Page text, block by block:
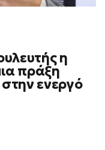
η
πράξη
ενεργό